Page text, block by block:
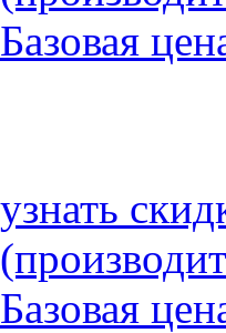
Базовая
узнать
Базовая